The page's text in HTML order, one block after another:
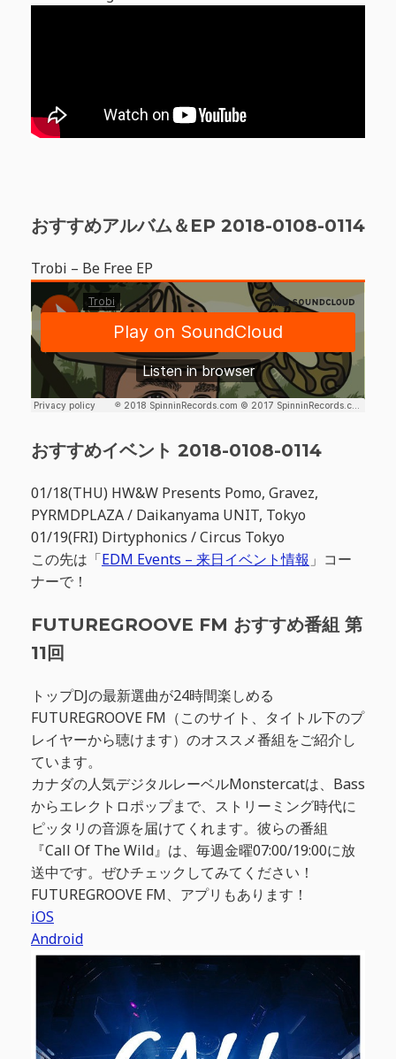
おすすめアルバム＆EP 2018-0108-0114
Trobi – Be Free EP
おすすめイベント 2018-0108-0114
01/18(THU) HW&W Presents Pomo, Gravez,
PYRMDPLAZA / Daikanyama UNIT, Tokyo
01/19(FRI) Dirtyphonics / Circus Tokyo
この先は「EDM Events – 来日イベント情報 」コー
ナーで！
FUTUREGROOVE FM おすすめ番組 第
11回
トップDJの最新選曲が24時間楽しめる
FUTUREGROOVE FM（このサイト、タイトル下のプ
レイヤーから聴けます）のオススメ番組をご紹介し
ています。
カナダの人気デジタルレーベルMonstercatは、Bass
からエレクトロポップまで、ストリーミング時代に
ピッタリの音源を届けてくれます。彼らの番組
『Call Of The Wild』は、毎週金曜07:00/19:00に放
送中です。ぜひチェックしてみてください！
FUTUREGROOVE FM、アプリもあります！
iOS
Android